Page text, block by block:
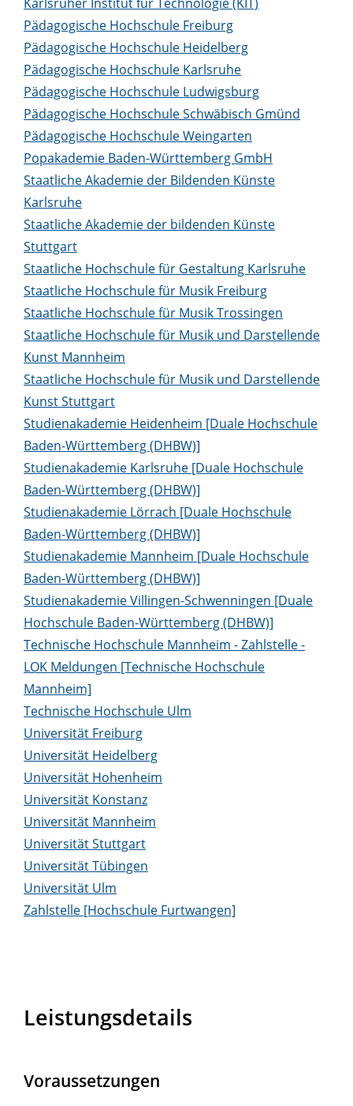
Pädagogische Hochschule Freiburg
Pädagogische Hochschule Heidelberg
Pädagogische Hochschule Karlsruhe
Pädagogische Hochschule Ludwigsburg
Pädagogische Hochschule Schwäbisch Gmünd
Pädagogische Hochschule Weingarten
Popakademie Baden-Württemberg GmbH
Staatliche Akademie der Bildenden Künste
Karlsruhe
Staatliche Akademie der bildenden Künste
Stuttgart
Staatliche Hochschule für Gestaltung Karlsruhe
Staatliche Hochschule für Musik Freiburg
Staatliche Hochschule für Musik Trossingen
Staatliche Hochschule für Musik und Darstellende
Kunst Mannheim
Staatliche Hochschule für Musik und Darstellende
Kunst Stuttgart
Studienakademie Heidenheim [Duale Hochschule
Baden-Württemberg (DHBW)]
Studienakademie Karlsruhe [Duale Hochschule
Baden-Württemberg (DHBW)]
Studienakademie Lörrach [Duale Hochschule
Baden-Württemberg (DHBW)]
Studienakademie Mannheim [Duale Hochschule
Baden-Württemberg (DHBW)]
Studienakademie Villingen-Schwenningen [Duale
Hochschule Baden-Württemberg (DHBW)]
Technische Hochschule Mannheim - Zahlstelle -
LOK Meldungen [Technische Hochschule
Mannheim]
Technische Hochschule Ulm
Universität Freiburg
Universität Heidelberg
Universität Hohenheim
Universität Konstanz
Universität Mannheim
Universität Stuttgart
Universität Tübingen
Universität Ulm
Zahlstelle [Hochschule Furtwangen]
Leistungsdetails
Voraussetzungen